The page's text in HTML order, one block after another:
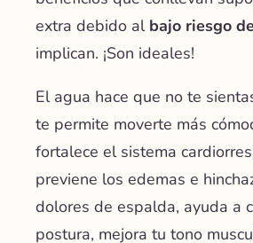
extra debido al bajo riesgo
implican. ¡Son ideales!
El agua hace que no te
te permite moverte más
fortalece el sistema
previene los edemas e
dolores de espalda, ayuda a
postura, mejora tu tono